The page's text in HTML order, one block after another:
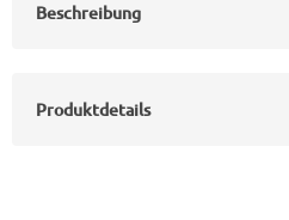
Beschreibung
Produktdetails